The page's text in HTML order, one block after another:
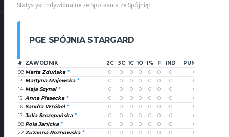
Statystyki indywidualne ze Spotkania ze Spójnią:
PGE SPÓJNIA STARGARD
# ZAWODNIK 2C 3C 1C 1O 1% F IND
PUNKTY
99 Marta Zduńska 0 0 0 0 0 0 0
0
13 Martyna Majewska 0 0 0 0 0 0 0
0
14 Maja Szynal 0 0 0 0 0 0 0
0
15 Anna Piasecka 0 0 0 0 0 0 0
0
16 Sandra Wróbel 0 0 0 0 0 0 0
0
17 Julia Szczepańska 0 0 0 0 0 0 0
0
98 Pola Janicka 0 0 0 0 0 0 0
0
22Zuzanna Roznowska 0 0 0 0 0 0 0
0